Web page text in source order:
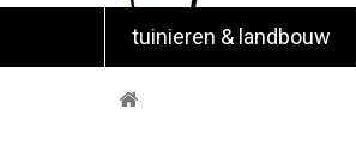
tuinieren & landbouw